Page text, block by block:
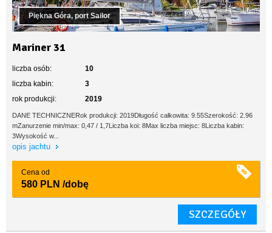
Piękna Góra, port Sailor
Mariner 31
liczba osób:
10
liczba kabin:
3
rok produkcji:
2019
DANE TECHNICZNERok produkcji: 2019Długość całkowita: 9.55Szerokość: 2.96
mZanurzenie min/max: 0,47 / 1,7Liczba koi: 8Max liczba miejsc: 8Liczba kabin:
3Wysokość w...
opis jachtu
Cena od
580 PLN /dobę
SZCZEGÓŁY